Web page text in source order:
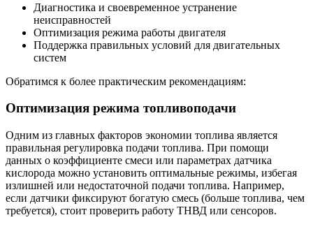
Диагностика и своевременное устранение
неисправностей
Оптимизация режима работы двигателя
Поддержка правильных условий для двигательных
систем
Обратимся к более практическим рекомендациям:
Оптимизация режима топливоподачи
Одним из главных факторов экономии топлива является
правильная регулировка подачи топлива. При помощи
данных о коэффициенте смеси или параметрах датчика
кислорода можно установить оптимальные режимы, избегая
излишней или недостаточной подачи топлива. Например,
если датчики фиксируют богатую смесь (больше топлива, чем
требуется), стоит проверить работу ТНВД или сенсоров.